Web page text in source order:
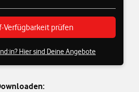
Verfügbarkeit prüfen
Hier sind Deine Angebote